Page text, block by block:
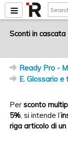
Sconti in cascata
Ready Pro -
E. Glossario e
Per sconto
5%, si intende l’
riga articolo di